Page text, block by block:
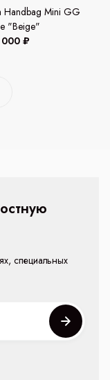
Handbag Mini GG
"Beige"
000 ₽
специальных